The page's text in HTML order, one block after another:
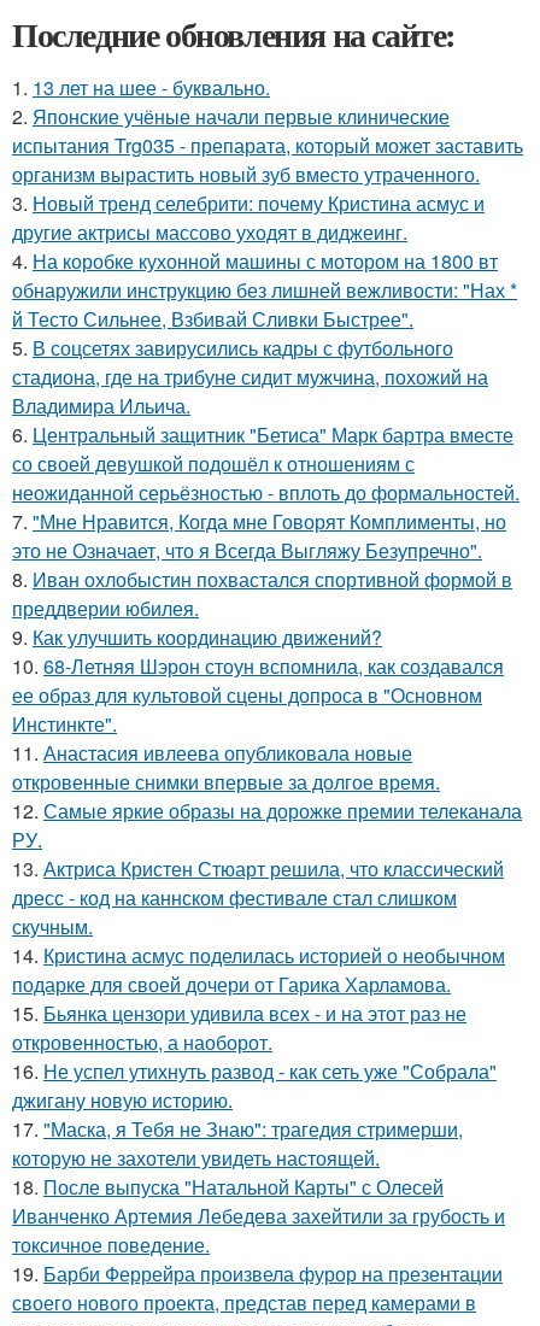
Последние обновления на сайте:
1. 13 лет на шее - буквально.
2. Японские учёные начали первые клинические
испытания Trg035 - препарата, который может заставить
организм вырастить новый зуб вместо утраченного.
3. Новый тренд селебрити: почему Кристина асмус и
другие актрисы массово уходят в диджеинг.
4. На коробке кухонной машины с мотором на 1800 вт
обнаружили инструкцию без лишней вежливости: "Нах *
й Тесто Сильнее, Взбивай Сливки Быстрее".
5. В соцсетях завирусились кадры с футбольного
стадиона, где на трибуне сидит мужчина, похожий на
Владимира Ильича.
6. Центральный защитник "Бетиса" Марк бартра вместе
со своей девушкой подошёл к отношениям с
неожиданной серьёзностью - вплоть до формальностей.
7. "Мне Нравится, Когда мне Говорят Комплименты, но
это не Означает, что я Всегда Выгляжу Безупречно".
8. Иван охлобыстин похвастался спортивной формой в
преддверии юбилея.
9. Как улучшить координацию движений?
10. 68-Летняя Шэрон стоун вспомнила, как создавался
ее образ для культовой сцены допроса в "Основном
Инстинкте".
11. Анастасия ивлеева опубликовала новые
откровенные снимки впервые за долгое время.
12. Самые яркие образы на дорожке премии телеканала
РУ.
13. Актриса Кристен Стюарт решила, что классический
дресс - код на каннском фестивале стал слишком
скучным.
14. Кристина асмус поделилась историей о необычном
подарке для своей дочери от Гарика Харламова.
15. Бьянка цензори удивила всех - и на этот раз не
откровенностью, а наоборот.
16. Не успел утихнуть развод - как сеть уже "Собрала"
джигану новую историю.
17. "Маска, я Тебя не Знаю": трагедия стримерши,
которую не захотели увидеть настоящей.
18. После выпуска "Натальной Карты" с Олесей
Иванченко Артемия Лебедева захейтили за грубость и
токсичное поведение.
19. Барби Феррейра произвела фурор на презентации
своего нового проекта, представ перед камерами в